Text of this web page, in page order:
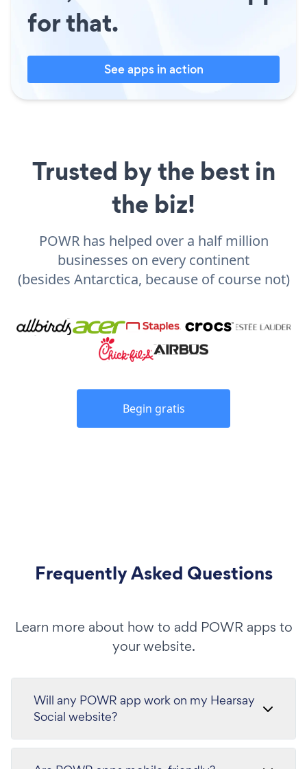
for that.
See apps in action
Trusted by the best in
the biz!
POWR has helped over a half million
businesses on every continent
(besides Antarctica, because of course not)
Begin gratis
Frequently Asked Questions
Learn more about how to add POWR apps to
your website.
Will any POWR app work on my Hearsay
Social website?